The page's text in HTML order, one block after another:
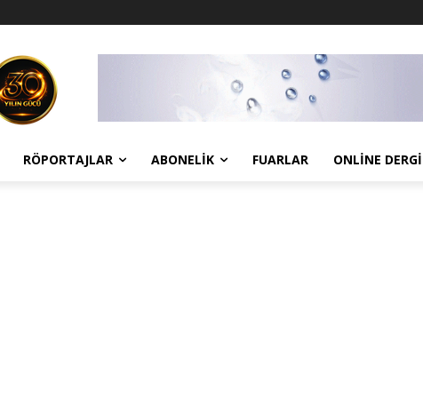
RÖPORTAJLAR ABONELIK FUARLAR ONLINE DERGI